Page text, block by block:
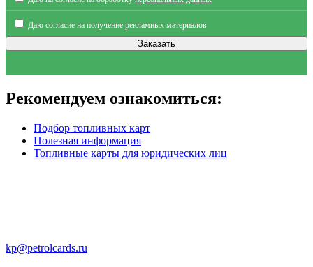
Даю согласие на получение рекламных материалов
Рекомендуем ознакомиться:
Подбор топливных карт
Полезная информация
Топливные карты для юридических лиц
kp@petrolcards.ru